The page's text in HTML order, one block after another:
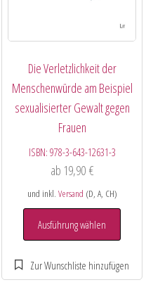
Die Verletzlichkeit der
Menschenwürde am Beispiel
sexualisierter Gewalt gegen
Frauen
ISBN: 978-3-643-12631-3
ab 19,90 €
und inkl. Versand (D, A, CH)
Ausführung wählen